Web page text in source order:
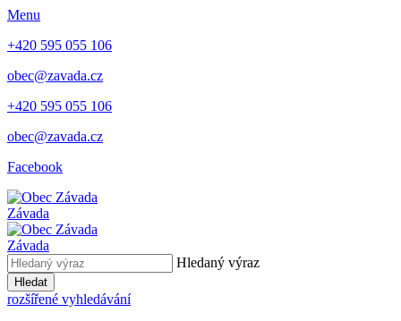
Menu
+420 595 055 106
obec@zavada.cz
+420 595 055 106
obec@zavada.cz
Facebook
Závada
Závada
Hledaný výraz
Hledat
rozšířené vyhledávání